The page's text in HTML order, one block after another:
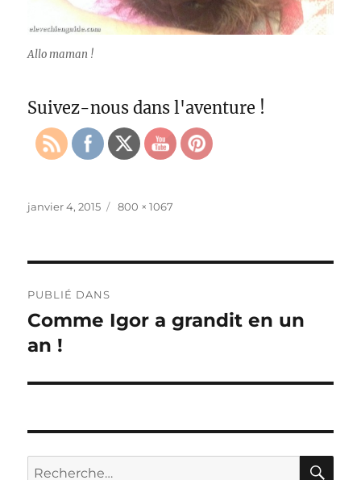
Allo maman !
Suivez-nous dans l'aventure !
Publié
janvier 4, 2015
Taille
800 × 1067
de
l’article
PUBLIÉ DANS
Comme Igor a grandit en un
an !
Recherche